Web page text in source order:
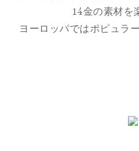
14金の素材
ヨーロッパではポピュラ